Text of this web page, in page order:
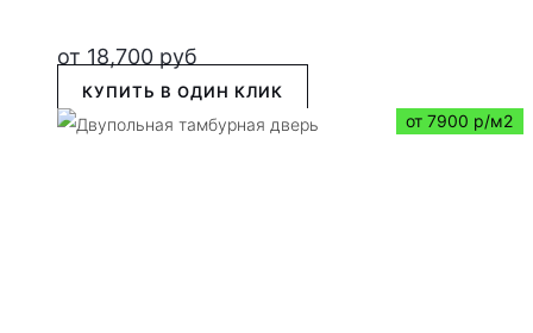
от 18,700 руб
КУПИТЬ В ОДИН КЛИК
от 7900 р/м2